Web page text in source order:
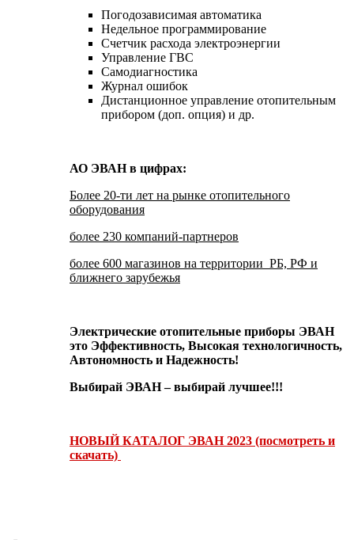
Погодозависимая автоматика
Недельное программирование
Счетчик расхода электроэнергии
Управление ГВС
Самодиагностика
Журнал ошибок
Дистанционное управление отопительным
прибором (доп. опция) и др.
АО ЭВАН в цифрах:
Более 20-ти лет на рынке отопительного
оборудования
более 230 компаний-партнеров
более 600 магазинов на территории РБ, РФ и
ближнего зарубежья
Электрические отопительные приборы ЭВАН
это Эффективность, Высокая технологичность,
Автономность и Надежность!
Выбирай ЭВАН – выбирай лучшее!!!
НОВЫЙ КАТАЛОГ ЭВАН 2023 (посмотреть и
скачать)